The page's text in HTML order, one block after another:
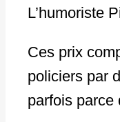
L’humoriste
Ces prix
policiers par
parfois parce